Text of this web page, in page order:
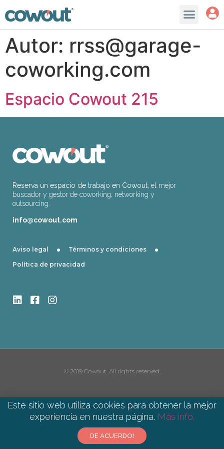
Autor: rrss@garage-
coworking.com
Espacio Cowout 215
Reserva un espacio de trabajo en Cowout, el mejor
buscador y gestor de coworking, networking y
outsourcing.
info@cowout.com
Aviso legal · Términos y condiciones ·
Política de privacidad
© 2019 Cowout. All rights reserved.
Este sitio web utiliza cookies para obtener la mejor
experiencia en nuestra página. Más info.​
DE ACUERDO!